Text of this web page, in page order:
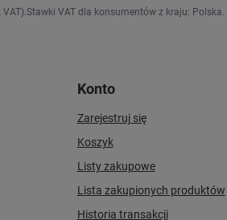
Stawki VAT dla konsumentów z kraju: Polska
Konto
Zarejestruj się
Koszyk
Listy zakupowe
Lista zakupionych produktów
Historia transakcji